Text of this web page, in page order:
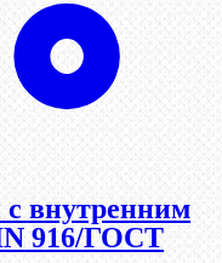
внутренним
916/ГОСТ